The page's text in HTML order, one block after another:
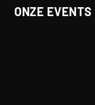
ONZE EVENTS